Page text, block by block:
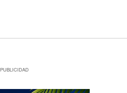
PUBLICIDAD